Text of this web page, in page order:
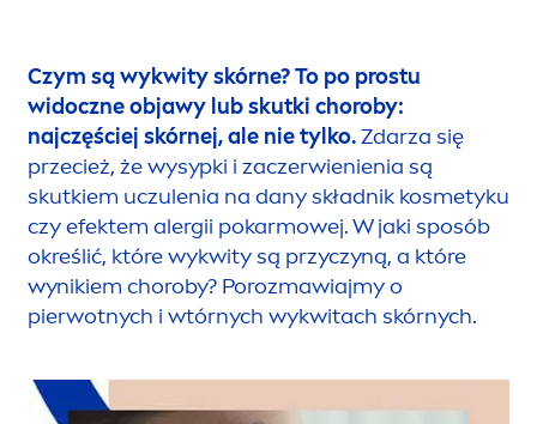
Czym są wykwity skórne? To po prostu
widoczne objawy lub skutki choroby:
najczęściej skórnej, ale nie tylko.Zdarza się
przecież, że wysypki i zaczerwienienia są
skutkiem uczulenia na dany składnik kosmetyku
czy efektem alergii pokarmowej. W jaki sposób
określić, które wykwity są przyczyną, a które
wynikiem choroby? Porozmawiajmy o
pierwotnych i wtórnych wykwitach skórnych.